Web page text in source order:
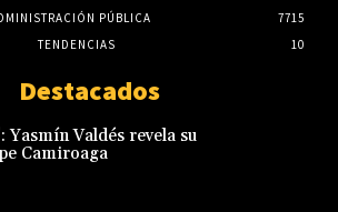
PÚBLICA
7715
TENDENCIAS
10
Destacados
Yasmín Valdés revela su
Camiroaga